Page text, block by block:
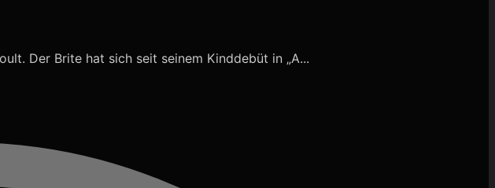
Der Brite hat sich seit seinem Kinddebüt in „A...